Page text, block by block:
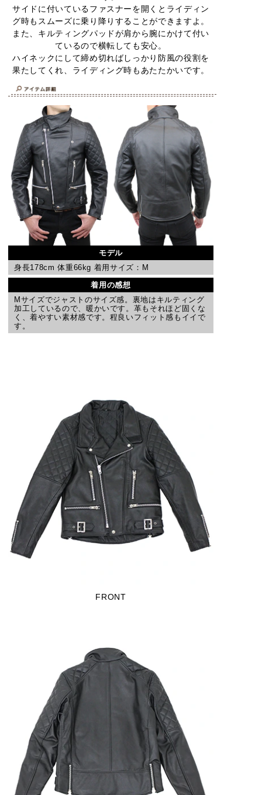
サイドに付いているファスナーを開くとライディン
グ時もスムーズに乗り降りすることができますよ。
また、キルティングパッドが肩から腕にかけて付い
ているので横転しても安心。
ハイネックにして締め切ればしっかり防風の役割を
果たしてくれ、ライディング時もあたたかいです。
モデル
身長178cm 体重66kg 着用サイズ：M
着用の感想
Mサイズでジャストのサイズ感。裏地はキルティング
加工しているので、暖かいです。革もそれほど固くな
く、着やすい素材感です。程良いフィット感もイイで
す。
FRONT